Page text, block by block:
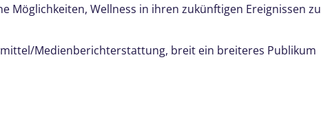
Möglichkeiten, Wellness in ihren zukünftigen Ereignissen zu
Medienberichterstattung, breit ein breiteres Publikum